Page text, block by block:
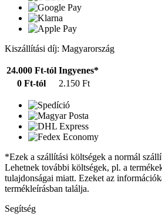
Kiszállítási díj: Magyarország
24.000 Ft-tól Ingyenes*
0 Ft-tól
2.150 Ft
*Ezek a szállítási költségek a normál
Lehetnek további költségek, pl. a
tulajdonságai miatt. Ezeket az
termékleírásban találja.
Segítség